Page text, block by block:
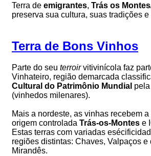
Terra de emigrantes, Trás os
preserva sua cultura, suas tradições
Terra de Bons Vinhos
Parte do seu terroirvitivinícola faz
Vinhateiro, região demarcada
Cultural do Patrimônio Mundial
(vinhedos milenares).
Mais a nordeste, as vinhas recebem
origem controlada Trás-os-Montes e
Estas terras com variadas
regiões distintas: Chaves, Valpaços e
Mirandês.